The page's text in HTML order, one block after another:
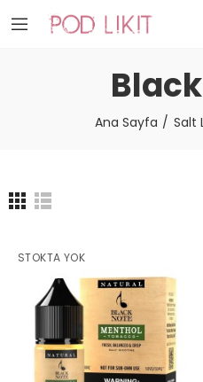
Ana Sayfa Salt
STOKTA YOK